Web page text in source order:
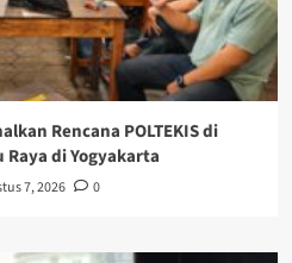
Rencana POLTEKIS di
di Yogyakarta
7, 2026 0